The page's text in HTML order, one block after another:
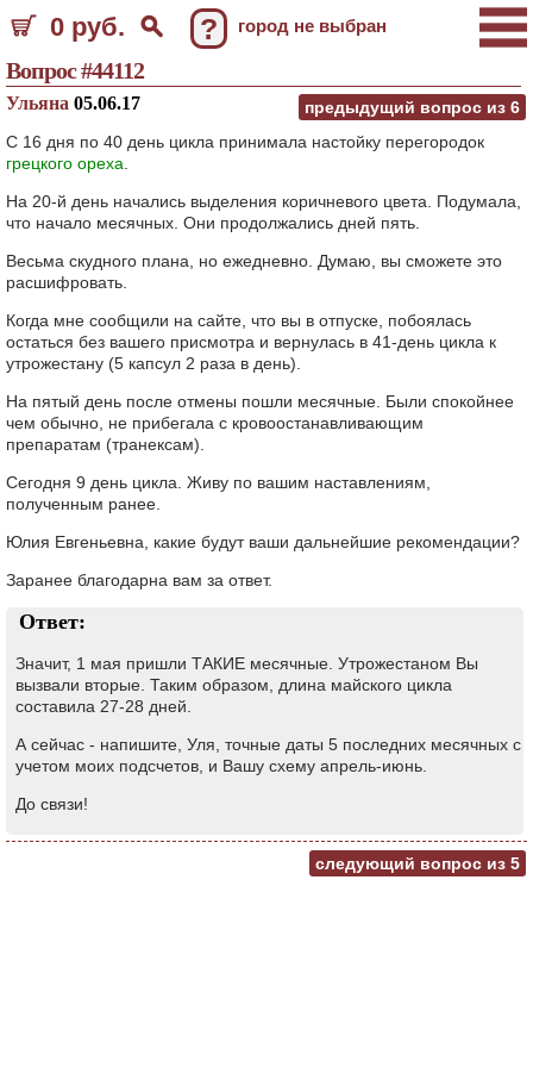
0 руб. ? город не выбран
Вопрос #44112
предыдущий вопрос из 6
Ульяна 05.06.17
С 16 дня по 40 день цикла принимала настойку перегородок
грецкого ореха
На 20-й день начались выделения коричневого цвета. Подумала,
что начало месячных. Они продолжались дней пять.
Весьма скудного плана, но ежедневно. Думаю, вы сможете это
расшифровать.
Когда мне сообщили на сайте, что вы в отпуске, побоялась
остаться без вашего присмотра и вернулась в 41-день цикла к
утрожестану (5 капсул 2 раза в день).
На пятый день после отмены пошли месячные. Были спокойнее
чем обычно, не прибегала с кровоостанавливающим
препаратам (транексам).
Сегодня 9 день цикла. Живу по вашим наставлениям,
полученным ранее.
Юлия Евгеньевна, какие будут ваши дальнейшие рекомендации?
Заранее благодарна вам за ответ.
Ответ:
Значит, 1 мая пришли ТАКИЕ месячные. Утрожестаном Вы
вызвали вторые. Таким образом, длина майского цикла
составила 27-28 дней.
А сейчас - напишите, Уля, точные даты 5 последних месячных с
учетом моих подсчетов, и Вашу схему апрель-июнь.
До связи!
следующий вопрос из 5